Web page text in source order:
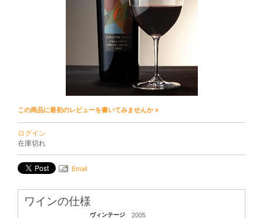
この商品に最初のレビューを書いてみませんか »
ログイン
在庫切れ
Email
ワインの仕様
ヴィンテージ 2005